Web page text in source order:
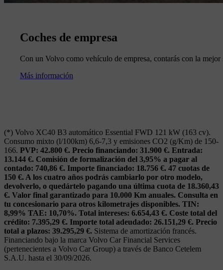
Coches de empresa
Con un Volvo como vehículo de empresa, contarás con la mejor
Más información
(*) Volvo XC40 B3 automático Essential FWD 121 kW (163 cv).
Consumo mixto (l/100km) 6,6-7,3 y emisiones CO2 (g/Km) de 150-
166. PVP: 42.800 €. Precio financiando: 31.900 €. Entrada:
13.144 €. Comisión de formalización del 3,95% a pagar al
contado: 740,86 €. Importe financiado: 18.756 €. 47 cuotas de
150 €. A los cuatro años podrás cambiarlo por otro modelo,
devolverlo, o quedártelo pagando una última cuota de 18.360,43
€. Valor final garantizado para 10.000 Km anuales. Consulta en
tu concesionario para otros kilometrajes disponibles. TIN:
8,99% TAE: 10,70%. Total intereses: 6.654,43 €. Coste total del
crédito: 7.395,29 €. Importe total adeudado: 26.151,29 €. Precio
total a plazos: 39.295,29 €. Sistema de amortización francés.
Financiando bajo la marca Volvo Car Financial Services
(pertenecientes a Volvo Car Group) a través de Banco Cetelem
S.A.U. hasta el 30/09/2026.